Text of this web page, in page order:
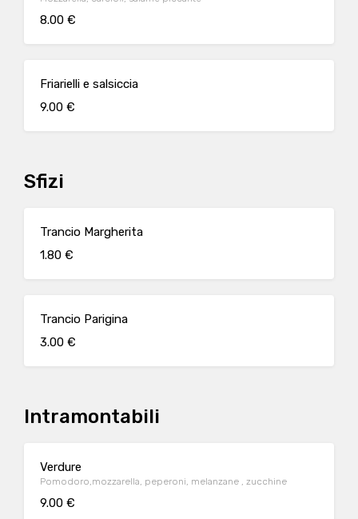
8.00 €
Friarielli e salsiccia
9.00 €
Sfizi
Trancio Margherita
1.80 €
Trancio Parigina
3.00 €
Intramontabili
Verdure
Pomodoro,mozzarella, peperoni, melanzane , zucchine
9.00 €